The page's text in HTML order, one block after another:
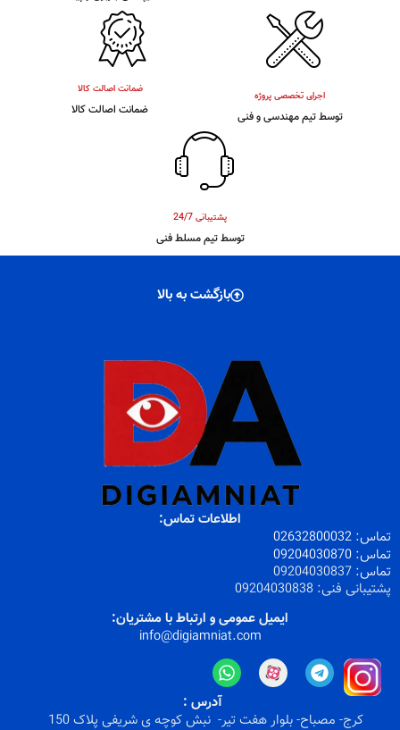
اجرای تخصصی پروژه
توسط تیم مهندسی و فنی
ضمانت اصالت کالا
ضمانت اصالت کالا
پشتیبانی 24/7
توسط تیم مسلط فنی
بازگشت به بالا
اطلاعات تماس:
تماس:
02632800032
تماس: 09204030870
تماس: 09204030837
پشتیبانی فنی: 09204030838
ایمیل عمومی و ارتباط با مشتریان:
info@digiamniat.com
آدرس :
کرج- مصباح- بلوار هفت تیر- نبش کوچه ی شریفی پلاک 150